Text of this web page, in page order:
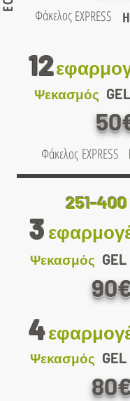
EXPRESS
Φάκελος
12
Ψεκασμός GEL
Φάκελος EXPRESS
251-
3
Ψεκασμός GEL
4
Ψεκασμός GEL